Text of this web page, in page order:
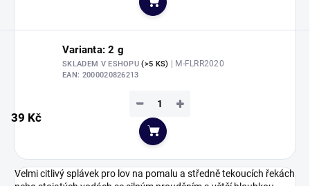
Do košíku
Varianta: 2 g
SKLADEM V ESHOPU(>5 KS) | M-FLRR2020
EAN: 2000020826213
39 Kč
+
−
Do košíku
Velmi citlivý splávek pro lov na pomalu a středně tekoucích řekách